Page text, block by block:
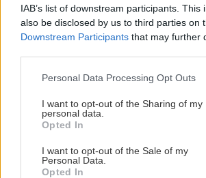
IAB’s list of downstream participants. This
also be disclosed by us to third parties on
Downstream Participants that may further
Personal Data Processing Opt Outs
I want to opt-out of the Sharing of my
personal data.
Opted In
I want to opt-out of the Sale of my
Personal Data.
Opted In
Ακολουθήστε το ekriti.gr στο
μάθετε πρώτοι όλες τις
και όχι μόνο.